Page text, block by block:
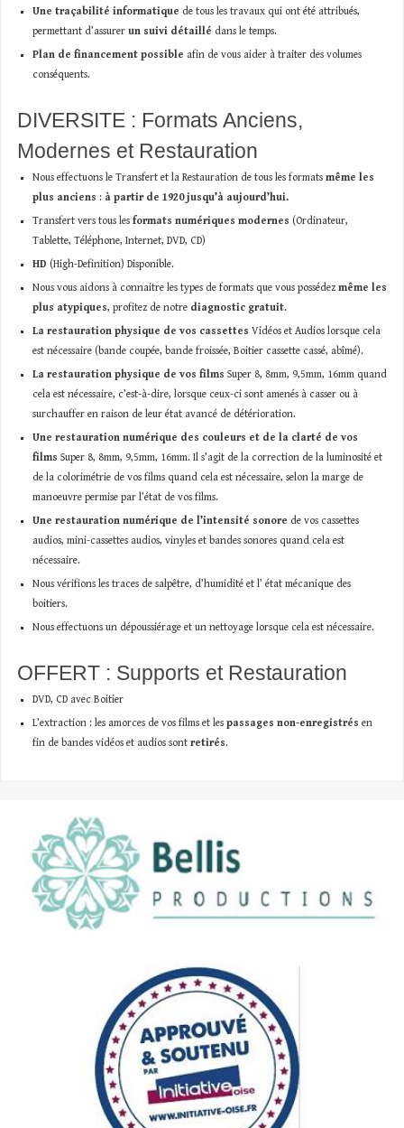
Une traçabilité informatique de tous les travaux qui ont été attribués,
permettant d’assurerun suivi détaillé dans le temps.
Plan de financement possible afin de vous aider à traiter des volumes
conséquents.
DIVERSITE : Formats Anciens,
Modernes et Restauration
Nous effectuons le Transfert et la Restauration de tous les formatsmême les
plus anciens : à partir de 1920 jusqu’à aujourd’hui.
Transfert vers tous lesformats numériques modernes (Ordinateur,
Tablette, Téléphone, Internet, DVD, CD)
HD (High-Definition) Disponible.
Nous vous aidons à connaitre les types de formats que vous possédezmême les
plus atypiques, profitez de notre diagnostic gratuit.
La restauration physique de vos cassettes Vidéos et Audios lorsque cela
est nécessaire (bande coupée, bande froissée, Boitier cassette cassé, abîmé).
La restauration physique de vos films Super 8, 8mm, 9,5mm, 16mm quand
cela est nécessaire, c’est-à-dire, lorsque ceux-ci sont amenés à casser ou à
surchauffer en raison de leur état avancé de détérioration.
Une restauration numérique des couleurs et de la clarté de vos
films Super 8, 8mm, 9,5mm, 16mm. Il s’agit de la correction de la luminosité et
de la colorimétrie de vos films quand cela est nécessaire, selon la marge de
manoeuvre permise par l’état de vos films.
Une restauration numérique de l’intensité sonore de vos cassettes
audios, mini-cassettes audios, vinyles et bandes sonores quand cela est
nécessaire.
Nous vérifions les traces de salpêtre, d’humidité et l’ état mécanique des
boitiers.
Nous effectuons un dépoussiérage et un nettoyage lorsque cela est nécessaire.
OFFERT : Supports et Restauration
DVD, CD avec Boitier
L’extraction : les amorces de vos films et lespassages non-enregistrés en
fin de bandes vidéos et audios sontretirés.